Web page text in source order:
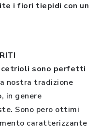
i fiori tiepidi con un
cetrioli sono perfetti
nostra tradizione
in genere
Sono pero ottimi
caratterizzante